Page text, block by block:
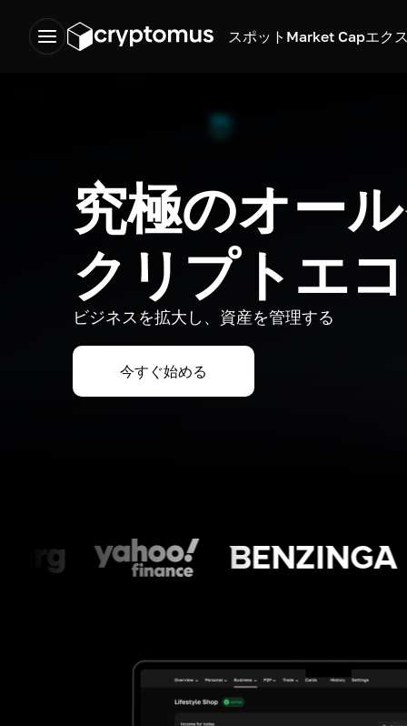
スポット Market Capエク
究極のオー
クリプトエ
ビジネスを拡大し、資産を管理する
今すぐ始める